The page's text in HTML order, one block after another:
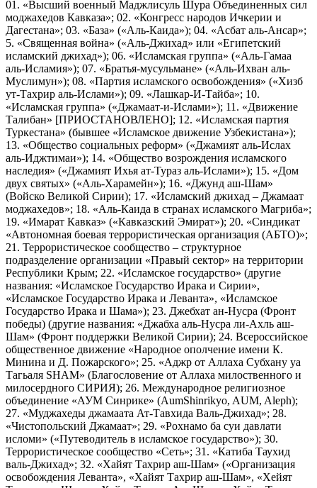
01. «Высший военный Маджлисуль Шура Объединенных сил
моджахедов Кавказа»; 02. «Конгресс народов Ичкерии и
Дагестана»; 03. «База» («Аль-Каида»); 04. «Асбат аль-Ансар»;
5. «Священная война» («Аль-Джихад» или «Египетский
исламский джихад»); 06. «Исламская группа» («Аль-Гамаа
аль-Исламия»); 07. «Братья-мусульмане» («Аль-Ихван аль-
Муслимун»); 08. «Партия исламского освобождения» («Хизб
ут-Тахрир аль-Ислами»); 09. «Лашкар-И-Тайба»; 10.
«Исламская группа» («Джамаат-и-Ислами»); 11. «Движение
Талибан» [ПРИОСТАНОВЛЕНО]; 12. «Исламская партия
Туркестана» (бывшее «Исламское движение Узбекистана»);
13. «Общество социальных реформ» («Джамият аль-Ислах
аль-Иджтимаи»); 14. «Общество возрождения исламского
наследия» («Джамият Ихья ат-Тураз аль-Ислами»); 15. «Дом
двух святых» («Аль-Харамейн»); 16. «Джунд аш-Шам»
(Войско Великой Сирии); 17. «Исламский джихад – Джамаат
моджахедов»; 18. «Аль-Каида в странах исламского Магриба»;
19. «Имарат Кавказ» («Кавказский Эмират»); 20. «Синдикат
«Автономная боевая террористическая организация (АБТО)»;
21. Террористическое сообщество – структурное
подразделение организации «Правый сектор» на территории
Республики Крым; 22. «Исламское государство» (другие
названия: «Исламское Государство Ирака и Сирии»,
«Исламское Государство Ирака и Леванта», «Исламское
Государство Ирака и Шама»); 23. Джебхат ан-Нусра (Фронт
победы) (другие названия: «Джабха аль-Нусра ли-Ахль аш-
Шам» (Фронт поддержки Великой Сирии); 24. Всероссийское
общественное движение «Народное ополчение имени К.
Минина и Д. Пожарского»; 25. «Аджр от Аллаха Субхану уа
Тагьаля SHAM» (Благословение от Аллаха милоственного и
милосердного СИРИЯ); 26. Международное религиозное
объединение «АУМ Синрике» (AumShinrikyo, AUM, Aleph);
27. «Муджахеды джамаата Ат-Тавхида Валь-Джихад»; 28.
«Чистопольский Джамаат»; 29. «Рохнамо ба суи давлати
исломи» («Путеводитель в исламское государство»); 30.
Террористическое сообщество «Сеть»; 31. «Катиба Таухид
валь-Джихад»; 32. «Хайят Тахрир аш-Шам» («Организация
освобождения Леванта», «Хайят Тахрир аш-Шам», «Хейят